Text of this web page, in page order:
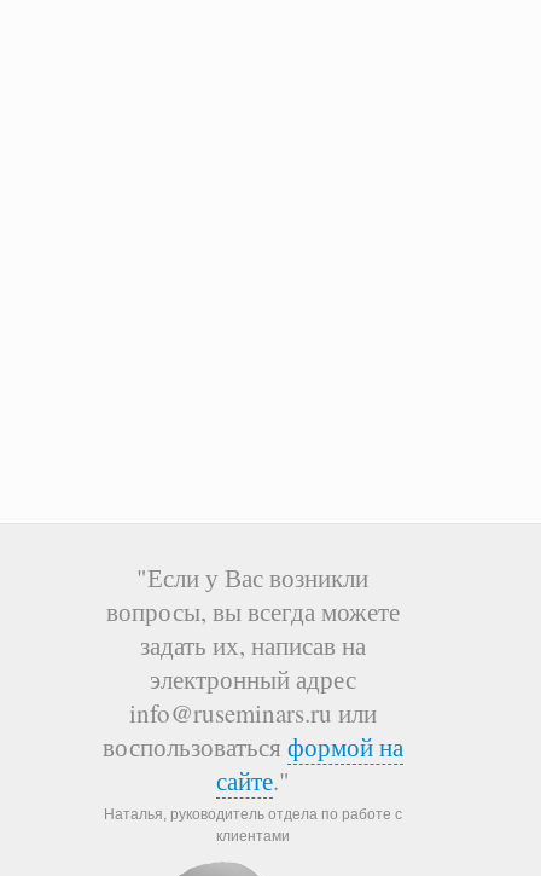
"Если у Вас возникли
вопросы, вы всегда можете
задать их, написав на
электронный адрес
info@ruseminars.ru или
воспользоваться формой на
сайте."
Наталья, руководитель отдела по работе с
клиентами